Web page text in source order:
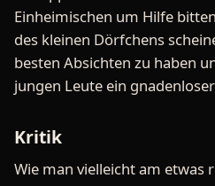
Einheimischen um Hilfe
des kleinen Dörfchens
besten Absichten zu haben
jungen Leute ein
Kritik
Wie man vielleicht am etwas